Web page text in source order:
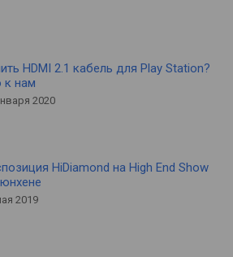
HDMI 2.1 кабель для Play Station?
к нам
2020
HiDiamond на High End Show
2019